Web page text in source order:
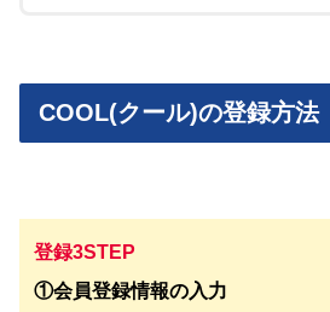
COOL(クール)の登録方法
登録3STEP
①会員登録情報の入力